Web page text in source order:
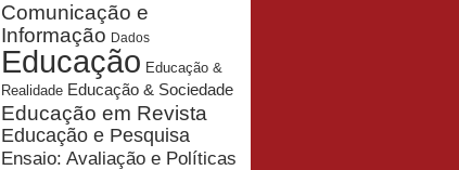
Comunicação e
Informação Dados
Educação Educação &
Realidade Educação & Sociedade
Educação em Revista
Educação e Pesquisa
Ensaio: Avaliação e Políticas